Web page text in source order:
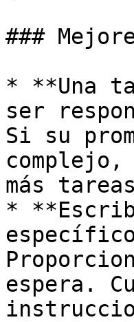
###
* **Una
ser
Si su
más
*
espera.